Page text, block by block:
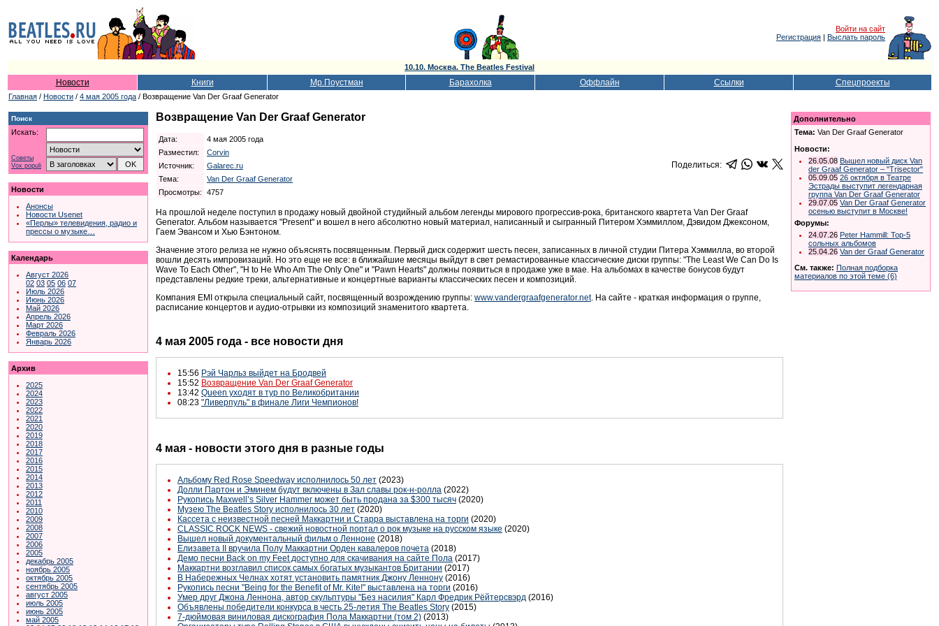
Войти на сайт
Регистрация | Выслать пароль
10.10. Москва. The Beatles Festival
Новости Книги Мр.Поустман Барахолка Оффлайн Ссылки Спецпроекты
Главная / Новости / 4 мая 2005 года / Возвращение Van Der Graaf Generator
Поиск
Искать:
Советы
Vox populi
Новости
Анонсы
Новости Usenet
«Перлы» телевидения, радио и
прессы о музыке…
Календарь
Август 2026
02 03 05 06 07
Июль 2026
Июнь 2026
Май 2026
Апрель 2026
Март 2026
Февраль 2026
Январь 2026
Архив
2025
2024
2023
2022
2021
2020
2019
2018
2017
2016
2015
2014
2013
2012
2011
2010
2009
2008
2007
2006
2005
декабрь 2005
ноябрь 2005
октябрь 2005
сентябрь 2005
август 2005
июль 2005
июнь 2005
май 2005
Возвращение Van Der Graaf Generator
Дата:
4 мая 2005 года
Разместил:
Corvin
Источник:
Galarec.ru
Тема:
Van Der Graaf Generator
Просмотры:
4757
Поделиться:
На прошлой неделе поступил в продажу новый двойной студийный альбом легенды мирового прогрессив-рока, британского квартета Van Der Graaf
Generator. Альбом называется "Present" и вошел в него абсолютно новый материал, написанный и сыгранный Питером Хэммиллом, Дэвидом Джексоном,
Гаем Эвансом и Хью Бэнтоном.
Значение этого релиза не нужно объяснять посвященным. Первый диск содержит шесть песен, записанных в личной студии Питера Хэммилла, во второй
вошли десять импровизаций. Но это еще не все: в ближайшие месяцы выйдут в свет ремастированные классические диски группы: "The Least We Can Do Is
Wave To Each Other", "H to He Who Am The Only One" и "Pawn Hearts" должны появиться в продаже уже в мае. На альбомах в качестве бонусов будут
представлены редкие треки, альтернативные и концертные варианты классических песен и композиций.
Компания EMI открыла специальный сайт, посвященный возрождению группы: www.vandergraafgenerator.net. На сайте - краткая информация о группе,
расписание концертов и аудио-отрывки из композиций знаменитого квартета.
4 мая 2005 года - все новости дня
15:56 Рэй Чарльз выйдет на Бродвей
15:52 Возвращение Van Der Graaf Generator
13:42 Queen уходят в тур по Великобритании
08:23 "Ливерпуль" в финале Лиги Чемпионов!
4 мая - новости этого дня в разные годы
Альбому Red Rose Speedway исполнилось 50 лет (2023)
Долли Партон и Эминем будут включены в Зал славы рок-н-ролла (2022)
Рукопись Maxwell’s Silver Hammer может быть продана за $300 тысяч (2020)
Музею The Beatles Story исполнилось 30 лет (2020)
Кассета с неизвестной песней Маккартни и Старра выставлена на торги (2020)
CLASSIC ROCK NEWS - свежий новостной портал о рок музыке на русском языке (2020)
Вышел новый документальный фильм о Ленноне (2018)
Елизавета II вручила Полу Маккартни Орден кавалеров почета (2018)
Демо песни Back on my Feet доступно для скачивания на сайте Пола (2017)
Маккартни возглавил список самых богатых музыкантов Британии (2017)
В Набережных Челнах хотят установить памятник Джону Леннону (2016)
Рукопись песни "Being for the Benefit of Mr. Kite!" выставлена на торги (2016)
Умер друг Джона Леннона, автор скульптуры "Без насилия" Карл Фредрик Рёйтерсвэрд (2016)
Объявлены победители конкурса в честь 25-летия The Beatles Story (2015)
7-дюймовая виниловая дискография Пола Маккартни (том 2) (2013)
Дополнительно
Тема: Van Der Graaf Generator
Новости:
26.05.08 Вышел новый диск Van
der Graaf Generator – "Trisector"
05.09.05 26 октября в Театре
Эстрады выступит легендарная
группа Van Der Graaf Generator
29.07.05 Van Der Graaf Generator
осенью выступит в Москве!
Форумы:
24.07.26 Peter Hammill: Top-5
сольных альбомов
25.04.26 Van der Graaf Generator
См. также: Полная подборка
материалов по этой теме (6)